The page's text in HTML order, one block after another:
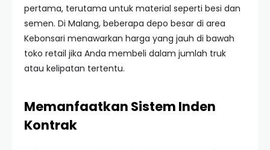
pertama, terutama untuk material seperti besi dan
semen. Di Malang, beberapa depo besar di area
Kebonsari menawarkan harga yang jauh di bawah
toko retail jika Anda membeli dalam jumlah truk
atau kelipatan tertentu.
Memanfaatkan Sistem Inden
Kontrak